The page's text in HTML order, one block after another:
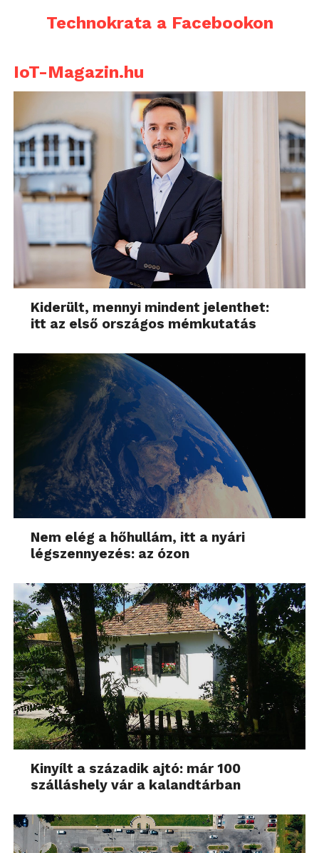
Technokrata a Facebookon
IoT-Magazin.hu
Kiderült, mennyi mindent jelenthet:
itt az első országos mémkutatás
Nem elég a hőhullám, itt a nyári
légszennyezés: az ózon
Kinyílt a századik ajtó: már 100
szálláshely vár a kalandtárban